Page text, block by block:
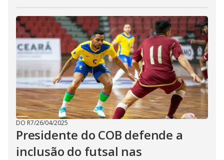
DO R7/26/04/2025
Presidente do COB defende a
inclusão do futsal nas